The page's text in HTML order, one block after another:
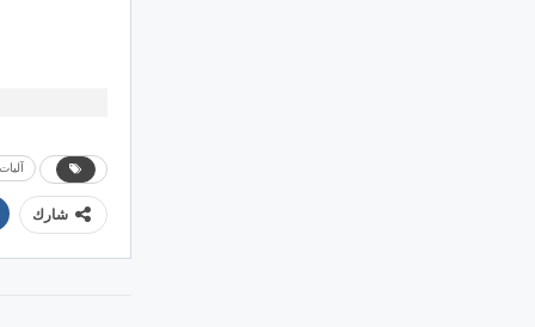
آليات
شارك